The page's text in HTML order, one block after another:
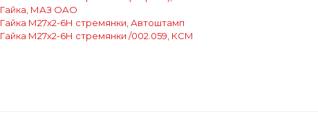
Гайка, МАЗ ОАО
Гайка М27х2-6Н стремянки, Автоштамп
Гайка М27х2-6Н стремянки /002.059, КСМ